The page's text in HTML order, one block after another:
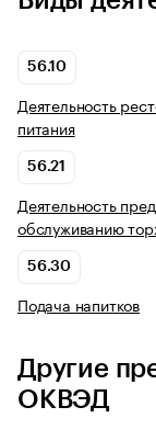
56.10
Деятельность
питания
56.21
Деятельность
обслуживанию
56.30
Подача напитков
Другие
ОКВЭД